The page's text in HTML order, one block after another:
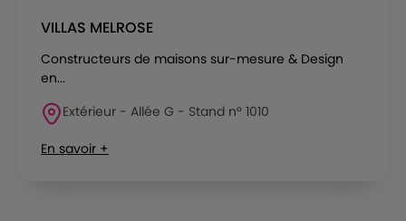
VILLAS MELROSE
Constructeurs de maisons sur-mesure & Design
en...
Extérieur - Allée G - Stand n° 1010
En savoir +